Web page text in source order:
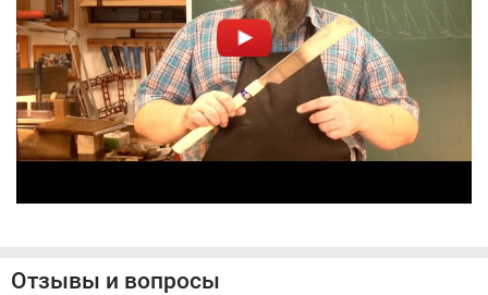
Отзывы и вопросы